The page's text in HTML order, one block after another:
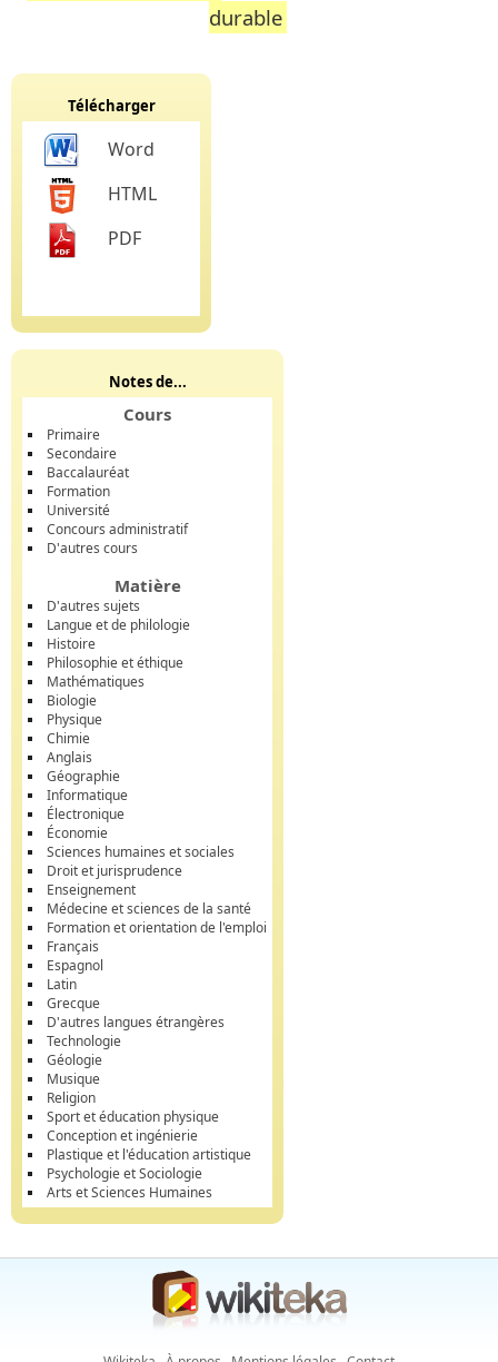
durable
Télécharger
Word
HTML
PDF
Notes de...
Cours
Primaire
Secondaire
Baccalauréat
Formation
Université
Concours administratif
D'autres cours
Matière
D'autres sujets
Langue et de philologie
Histoire
Philosophie et éthique
Mathématiques
Biologie
Physique
Chimie
Anglais
Géographie
Informatique
Électronique
Économie
Sciences humaines et sociales
Droit et jurisprudence
Enseignement
Médecine et sciences de la santé
Formation et orientation de l'emploi
Français
Espagnol
Latin
Grecque
D'autres langues étrangères
Technologie
Géologie
Musique
Religion
Sport et éducation physique
Conception et ingénierie
Plastique et l'éducation artistique
Psychologie et Sociologie
Arts et Sciences Humaines